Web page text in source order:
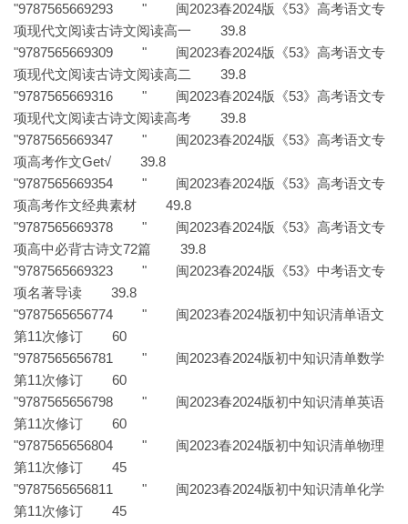
"9787565669293 " 闽2023春2024版《53》高考语文专
项现代文阅读古诗文阅读高一 39.8
"9787565669309 " 闽2023春2024版《53》高考语文专
项现代文阅读古诗文阅读高二 39.8
"9787565669316 " 闽2023春2024版《53》高考语文专
项现代文阅读古诗文阅读高考 39.8
"9787565669347 " 闽2023春2024版《53》高考语文专
项高考作文Get√ 39.8
"9787565669354 " 闽2023春2024版《53》高考语文专
项高考作文经典素材 49.8
"9787565669378 " 闽2023春2024版《53》高考语文专
项高中必背古诗文72篇 39.8
"9787565669323 " 闽2023春2024版《53》中考语文专
项名著导读 39.8
"9787565656774 " 闽2023春2024版初中知识清单语文
第11次修订 60
"9787565656781 " 闽2023春2024版初中知识清单数学
第11次修订 60
"9787565656798 " 闽2023春2024版初中知识清单英语
第11次修订 60
"9787565656804 " 闽2023春2024版初中知识清单物理
第11次修订 45
"9787565656811 " 闽2023春2024版初中知识清单化学
第11次修订 45